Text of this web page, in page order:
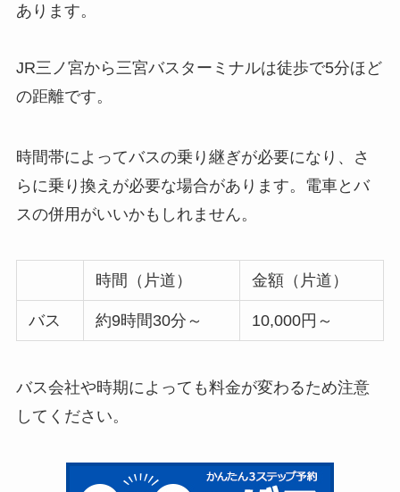
あります。
JR三ノ宮から三宮バスターミナルは徒歩で5分ほど
の距離です。
時間帯によってバスの乗り継ぎが必要になり、さ
らに乗り換えが必要な場合があります。電車とバ
スの併用がいいかもしれません。
時間（片道） 金額（片道）
バス 約9時間30分～ 10,000円～
バス会社や時期によっても料金が変わるため注意
してください。